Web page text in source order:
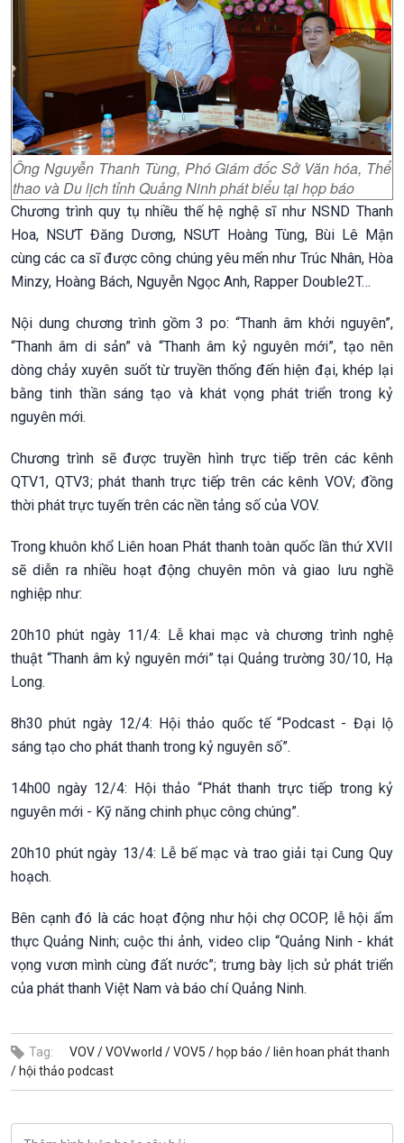
Ông Nguyễn Thanh Tùng, Phó Giám đốc Sở Văn hóa, Thể
thao và Du lịch tỉnh Quảng Ninh phát biểu tại họp báo
Chương trình quy tụ nhiều thế hệ nghệ sĩ như NSND Thanh
Hoa, NSƯT Đăng Dương, NSƯT Hoàng Tùng, Bùi Lê Mận
cùng các ca sĩ được công chúng yêu mến như Trúc Nhân, Hòa
Minzy, Hoàng Bách, Nguyễn Ngọc Anh, Rapper Double2T…
Nội dung chương trình gồm 3 po: “Thanh âm khởi nguyên”,
“Thanh âm di sản” và “Thanh âm kỷ nguyên mới”, tạo nên
dòng chảy xuyên suốt từ truyền thống đến hiện đại, khép lại
bằng tinh thần sáng tạo và khát vọng phát triển trong kỷ
nguyên mới.
Chương trình sẽ được truyền hình trực tiếp trên các kênh
QTV1, QTV3; phát thanh trực tiếp trên các kênh VOV; đồng
thời phát trực tuyến trên các nền tảng số của VOV.
Trong khuôn khổ Liên hoan Phát thanh toàn quốc lần thứ XVII
sẽ diễn ra nhiều hoạt động chuyên môn và giao lưu nghề
nghiệp như:
20h10 phút ngày 11/4: Lễ khai mạc và chương trình nghệ
thuật “Thanh âm kỷ nguyên mới” tại Quảng trường 30/10, Hạ
Long.
8h30 phút ngày 12/4: Hội thảo quốc tế “Podcast - Đại lộ
sáng tạo cho phát thanh trong kỷ nguyên số”.
14h00 ngày 12/4: Hội thảo “Phát thanh trực tiếp trong kỷ
nguyên mới - Kỹ năng chinh phục công chúng”.
20h10 phút ngày 13/4: Lễ bế mạc và trao giải tại Cung Quy
hoạch.
Bên cạnh đó là các hoạt động như hội chợ OCOP, lễ hội ẩm
thực Quảng Ninh; cuộc thi ảnh, video clip “Quảng Ninh - khát
vọng vươn mình cùng đất nước”; trưng bày lịch sử phát triển
của phát thanh Việt Nam và báo chí Quảng Ninh.
Tag: VOV /VOVworld /VOV5 / họp báo / liên hoan phát thanh
/ hội thảo podcast